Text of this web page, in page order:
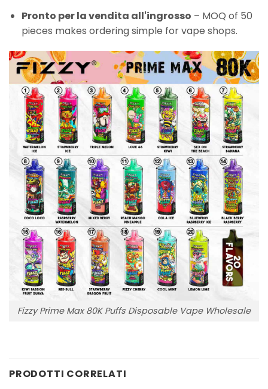
Pronto per la vendita all'ingrosso – MOQ of 50
pieces makes ordering simple for vape shops.
Fizzy Prime Max 80K Puffs Disposable Vape Wholesale
PRODOTTI CORRELATI